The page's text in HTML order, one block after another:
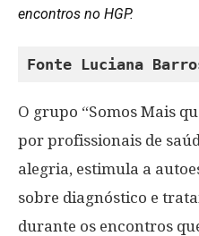
encontros no HGP.
Fonte Luciana
O grupo “Somos Mais
por profissionais de
alegria, estimula a
sobre diagnóstico e
durante os encontros